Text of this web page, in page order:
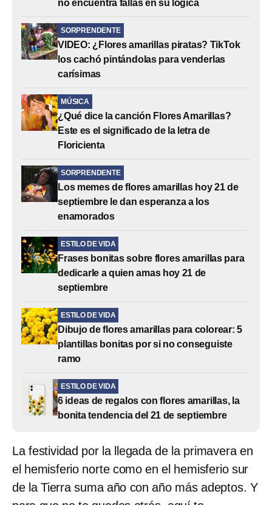
no encuentra fallas en su lógica
SORPRENDENTE
VIDEO: ¿Flores amarillas piratas? TikTok
los cachó pintándolas para venderlas
carísimas
MÚSICA
¿Qué dice la canción Flores Amarillas?
Este es el significado de la letra de
Floricienta
SORPRENDENTE
Los memes de flores amarillas hoy 21 de
septiembre le dan esperanza a los
enamorados
ESTILO DE VIDA
Frases bonitas sobre flores amarillas para
dedicarle a quien amas hoy 21 de
septiembre
ESTILO DE VIDA
Dibujo de flores amarillas para colorear: 5
plantillas bonitas por si no conseguiste
ramo
ESTILO DE VIDA
6 ideas de regalos con flores amarillas, la
bonita tendencia del 21 de septiembre
La festividad por la llegada de la primavera en
el hemisferio norte como en el hemisferio sur
de la Tierra suma año con año más adeptos. Y